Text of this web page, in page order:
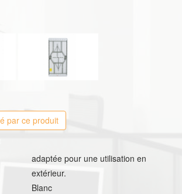
par ce produit
adaptée pour une utilisation en
extérieur.
Blanc